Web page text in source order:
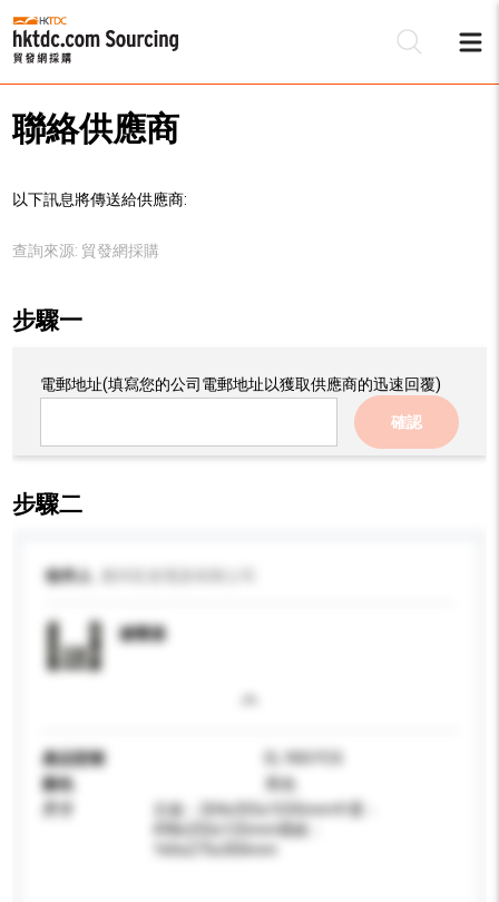
聯絡供應商
以下訊息將傳送給供應商:
查詢來源: 貿發網採購
步驟一
電郵地址(填寫您的公司電郵地址以獲取供應商的迅速回覆)
確認
步驟二
收件人
揚聲器
產品型號
EL 900 FCS
顏色
黑色
主箱：204x355x1035mm中置：
498x250x125mm環繞：
160x275x300mm